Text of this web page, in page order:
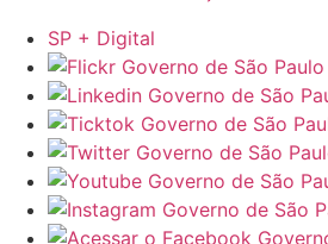
SP + Digital